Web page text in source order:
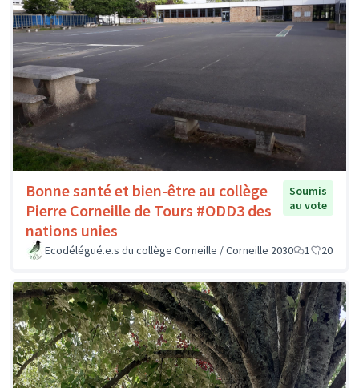
Bonne santé et bien-être au collège
Pierre Corneille de Tours #ODD3 des
nations unies
Soumis
au vote
Ecodélégué.e.s du collège Corneille / Corneille 2030 1 20